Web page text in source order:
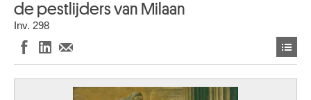
de pestlijders van Milaan
Inv. 298